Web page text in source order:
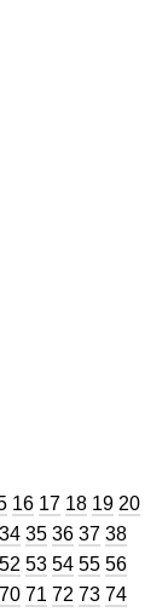
Trang
16 Trang
17 Trang
18 Trang
19 Trang
20
Trang
34 Trang
35 Trang
36 Trang
37 Trang
38
Trang
52 Trang
53 Trang
54 Trang
55 Trang
56
Trang
70 Trang
71 Trang
72 Trang
73 Trang
74